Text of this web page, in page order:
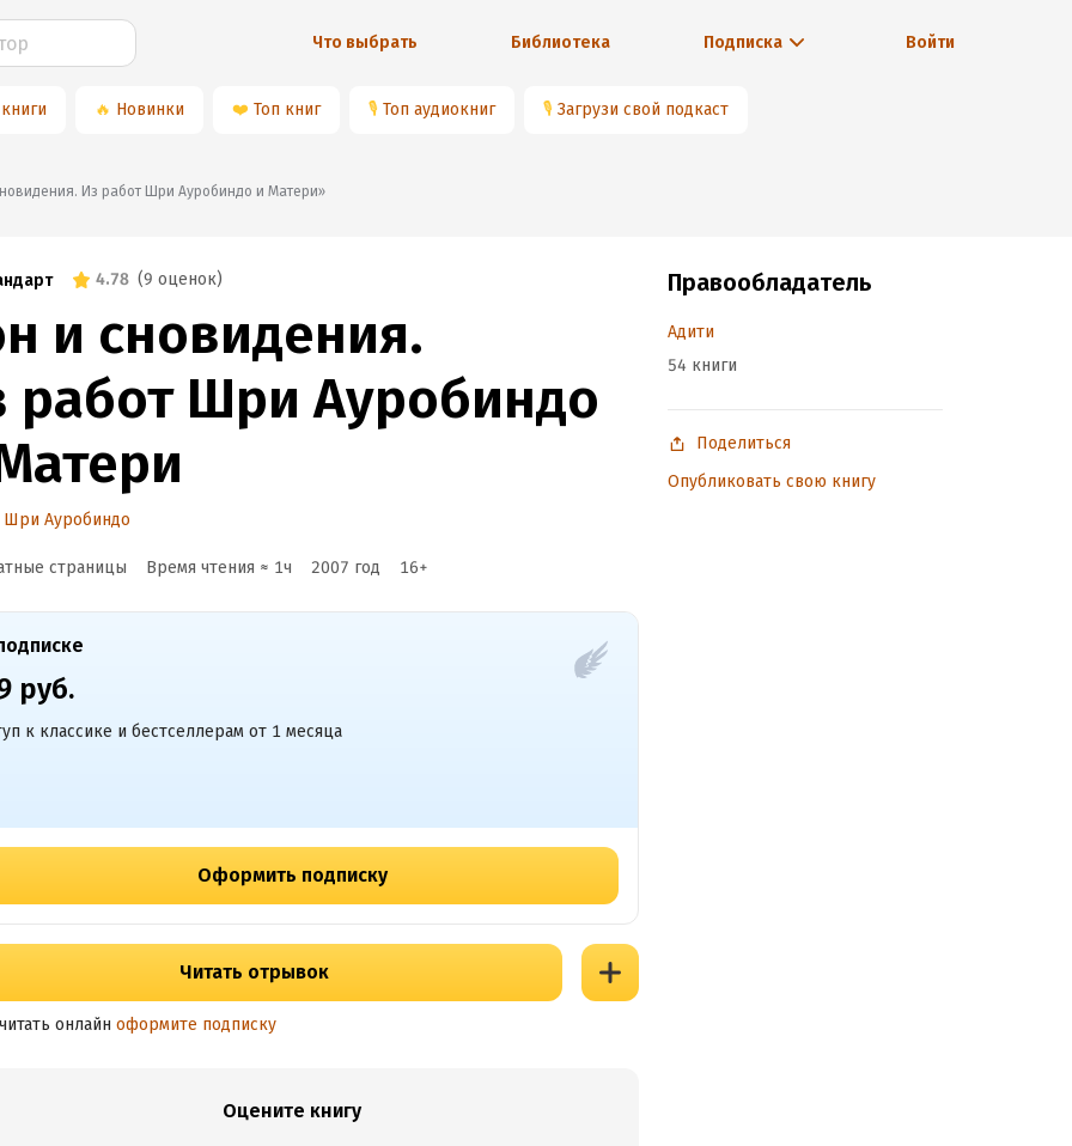
Что выбрать Библиотека Подписка Войти
🔥 Новинки ❤️ Топ книг 🎙 Топ аудиокниг 🎙 Загрузи свой подкаст
сновидения. Из работ Шри Ауробиндо и Матери»
4.78 (9 оценок)
и сновидения.
работ Шри Ауробиндо
Шри Ауробиндо
страницы Время чтения ≈ 1ч 2007 год 16+
руб.
к классике и бестселлерам от 1 месяца
Оформить подписку
Читать отрывок
онлайн оформите подписку
Оцените книгу
Правообладатель
Адити
54 книги
Поделиться
Опубликовать свою книгу